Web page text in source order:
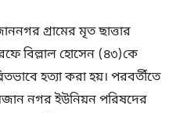
গ্রামের মৃত ছাত্তার
বিল্লাল হোসেন (৪৩)কে
হত্যা করা হয়। পরবর্তীতে
নগর ইউনিয়ন পরিষদের